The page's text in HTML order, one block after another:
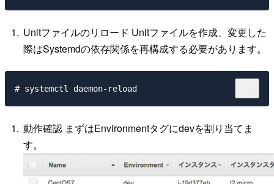
Unitファイルのリロード Unitファイルを作成、変更した
際はSystemdの依存関係を再構成する必要があります。
動作確認 まずはEnvironmentタグにdevを割り当てま
す。